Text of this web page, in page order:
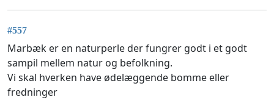
#557
Marbæk er en naturperle der fungrer godt i et godt
sampil mellem natur og befolkning.
Vi skal hverken have ødelæggende bomme eller
fredninger